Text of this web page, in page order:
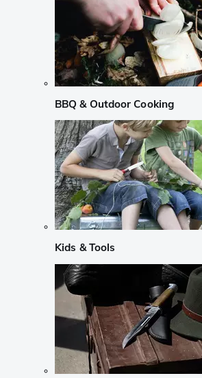
BBQ & Outdoor Cooking
Kids & Tools